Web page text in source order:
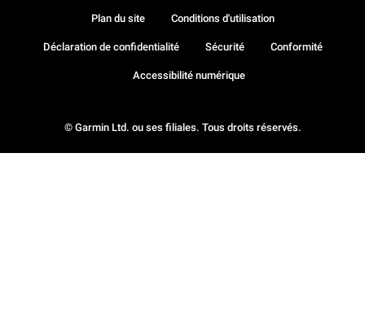
© Garmin Ltd. ou ses filiales. Tous droits réservés.
Plan du site Conditions d'utilisation
Déclaration de confidentialité Sécurité Conformité
Accessibilité numérique